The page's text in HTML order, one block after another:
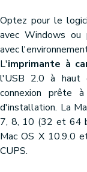
Optez pour le
avec Windows
avec
L'imprimante à
l'USB 2.0 à haut
connexion prête
d'installation. La
7, 8, 10 (32 et 64
Mac OS X 10.9.0
CUPS.